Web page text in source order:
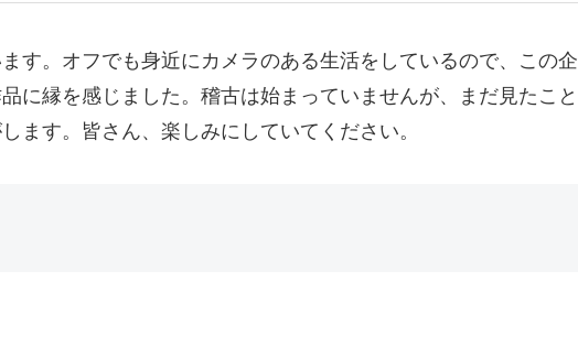
す。オフでも身近にカメラのある生活をしているので、この企
に縁を感じました。稽古は始まっていませんが、まだ見たこと
ます。皆さん、楽しみにしていてください。